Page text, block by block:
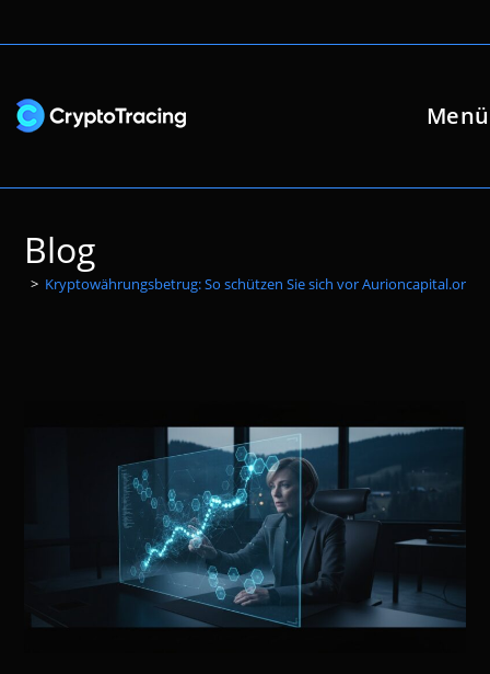
Inhalt
Menü
Blog
> Kryptowährungsbetrug: So schützen Sie sich vor Aurioncapital.org